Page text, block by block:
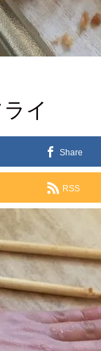
サバフライ
イ
Share
RSS